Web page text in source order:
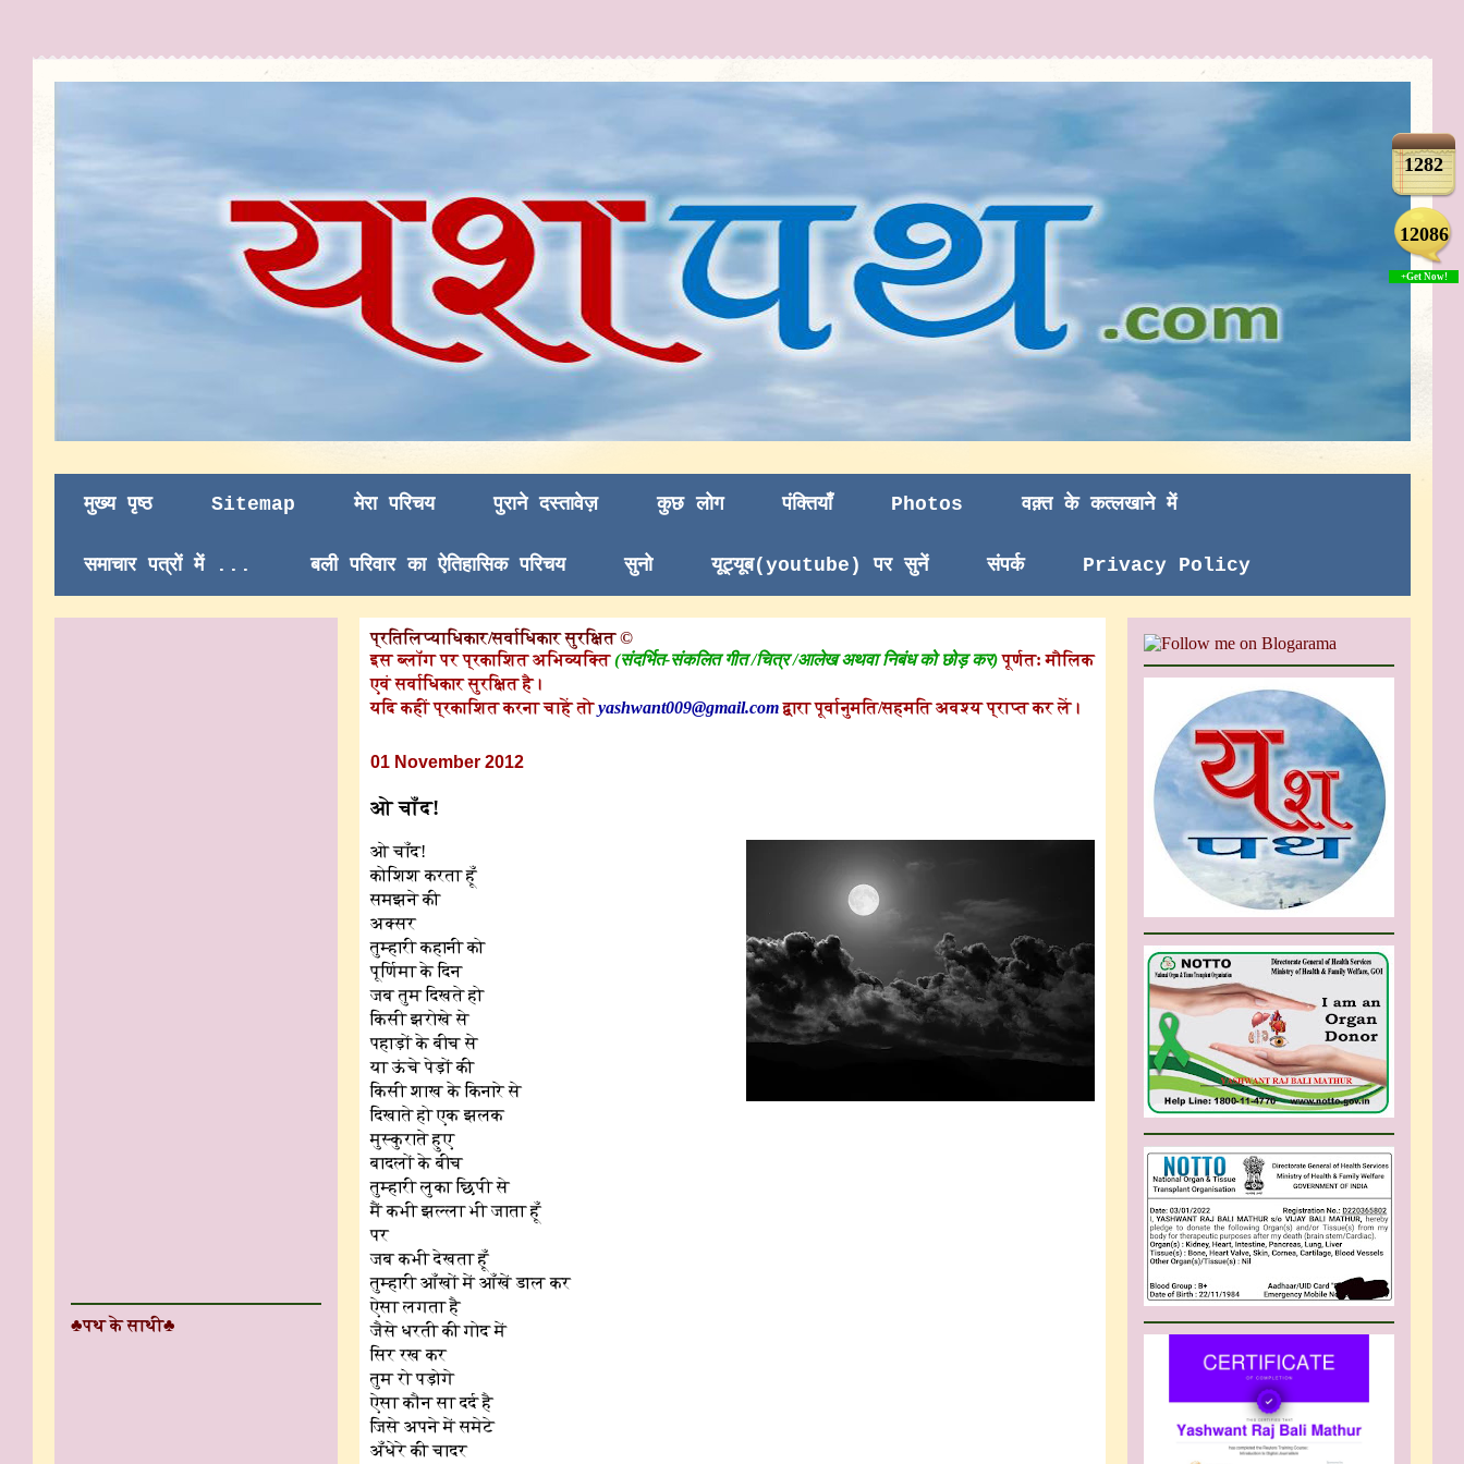
मुख्य पृष्ठ Sitemap मेरा परिचय पुराने दस्तावेज़ कुछ लोग पंक्तियाँ Photos वक़्त के कत्लखाने में
समाचार पत्रों में ... बली परिवार का ऐतिहासिक परिचय सुनो यूट्यूब(youtube) पर सुनें संपर्क Privacy Policy
प्रतिलिप्याधिकार/सर्वाधिकार सुरक्षित ©
इस ब्लॉग पर प्रकाशित अभिव्यक्ति (संदर्भित-संकलित गीत /चित्र /आलेख अथवा निबंध को छोड़ कर) पूर्णत: मौलिक
एवं सर्वाधिकार सुरक्षित है।
यदि कहीं प्रकाशित करना चाहें तो yashwant009@gmail.comद्वारा पूर्वानुमति/सहमति अवश्य प्राप्त कर लें।
01 November 2012
ओ चाँद!
ओ चाँद!
कोशिश करता हूँ
समझने की
अक्सर
तुम्हारी कहानी को
पूर्णिमा के दिन
जब तुम दिखते हो
किसी झरोखे से
पहाड़ों के बीच से
या ऊंचे पेड़ों की
किसी शाख के किनारे से
दिखाते हो एक झलक
मुस्कुराते हुए
बादलों के बीच
तुम्हारी लुका छिपी से
मैं कभी झल्ला भी जाता हूँ
पर
जब कभी देखता हूँ
तुम्हारी आँखों में आँखें डाल कर
ऐसा लगता है
जैसे धरती की गोद में
सिर रख कर
तुम रो पड़ोगे
ऐसा कौन सा दर्द है
जिसे अपने में समेटे
अँधेरे की चादर
1282
12086
+Get Now!
♣पथ के साथी♣